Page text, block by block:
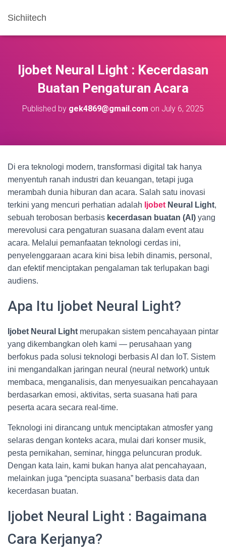
Sichiitech
Ijobet Neural Light : Kecerdasan
Buatan Pengaturan Acara
Published by gek4869@gmail.com on July 6, 2025
Di era teknologi modern, transformasi digital tak hanya
menyentuh ranah industri dan keuangan, tetapi juga
merambah dunia hiburan dan acara. Salah satu inovasi
terkini yang mencuri perhatian adalah Ijobet Neural Light,
sebuah terobosan berbasis kecerdasan buatan (AI) yang
merevolusi cara pengaturan suasana dalam event atau
acara. Melalui pemanfaatan teknologi cerdas ini,
penyelenggaraan acara kini bisa lebih dinamis, personal,
dan efektif menciptakan pengalaman tak terlupakan bagi
audiens.
Apa Itu Ijobet Neural Light?
Ijobet Neural Light merupakan sistem pencahayaan pintar
yang dikembangkan oleh kami — perusahaan yang
berfokus pada solusi teknologi berbasis AI dan IoT. Sistem
ini mengandalkan jaringan neural (neural network) untuk
membaca, menganalisis, dan menyesuaikan pencahayaan
berdasarkan emosi, aktivitas, serta suasana hati para
peserta acara secara real-time.
Teknologi ini dirancang untuk menciptakan atmosfer yang
selaras dengan konteks acara, mulai dari konser musik,
pesta pernikahan, seminar, hingga peluncuran produk.
Dengan kata lain, kami bukan hanya alat pencahayaan,
melainkan juga “pencipta suasana” berbasis data dan
kecerdasan buatan.
Ijobet Neural Light : Bagaimana
Cara Kerjanya?